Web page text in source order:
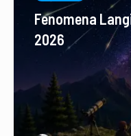
Fenomena
2026